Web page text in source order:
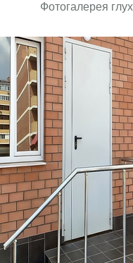
Фотогалерея